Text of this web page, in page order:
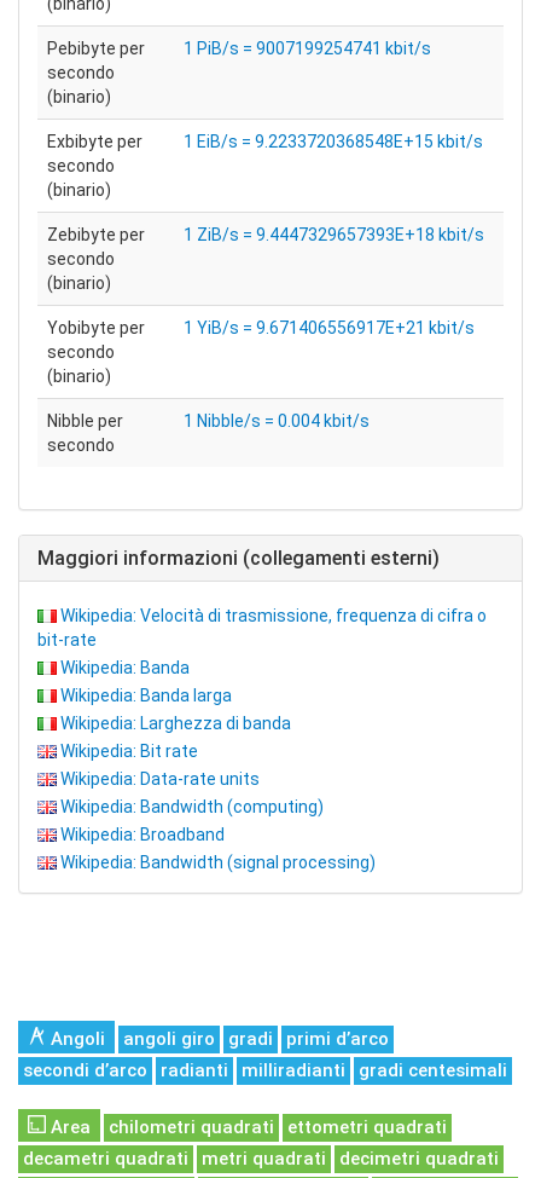
Pebibyte per
secondo
(binario)
1 PiB/s = 9007199254741 kbit/s
Exbibyte per
secondo
(binario)
1 EiB/s = 9.2233720368548E+15 kbit/s
Zebibyte per
secondo
(binario)
1 ZiB/s = 9.4447329657393E+18 kbit/s
Yobibyte per
secondo
(binario)
1 YiB/s = 9.671406556917E+21 kbit/s
Nibble per
secondo
1 Nibble/s = 0.004 kbit/s
Maggiori informazioni (collegamenti esterni)
Wikipedia: Velocità di trasmissione, frequenza di cifra o
bit-rate
Wikipedia: Banda
Wikipedia: Banda larga
Wikipedia: Larghezza di banda
Wikipedia: Bit rate
Wikipedia: Data-rate units
Wikipedia: Bandwidth (computing)
Wikipedia: Broadband
Wikipedia: Bandwidth (signal processing)
Angoli angoli giro gradi
primi d’arco
secondi d’arco
radianti milliradianti gradi centesimali
Area chilometri quadrati
ettometri quadrati
decametri quadrati
metri quadrati
decimetri quadrati